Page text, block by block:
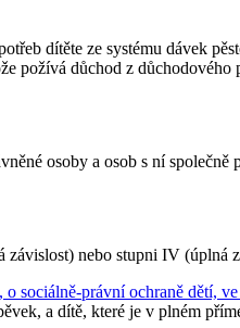
dítěte ze systému dávek
požívá důchod z
osoby a osob s ní
závislost) nebo stupni IV (úplná
o sociálně-právní ochraně dětí,
a dítě, které je v plném